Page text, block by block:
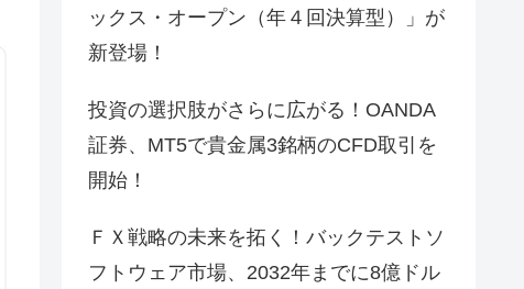
ックス・オープン（年４回決算型）」が
新登場！
投資の選択肢がさらに広がる！OANDA
証券、MT5で貴金属3銘柄のCFD取引を
開始！
ＦＸ戦略の未来を拓く！バックテストソ
フトウェア市場、2032年までに8億ドル